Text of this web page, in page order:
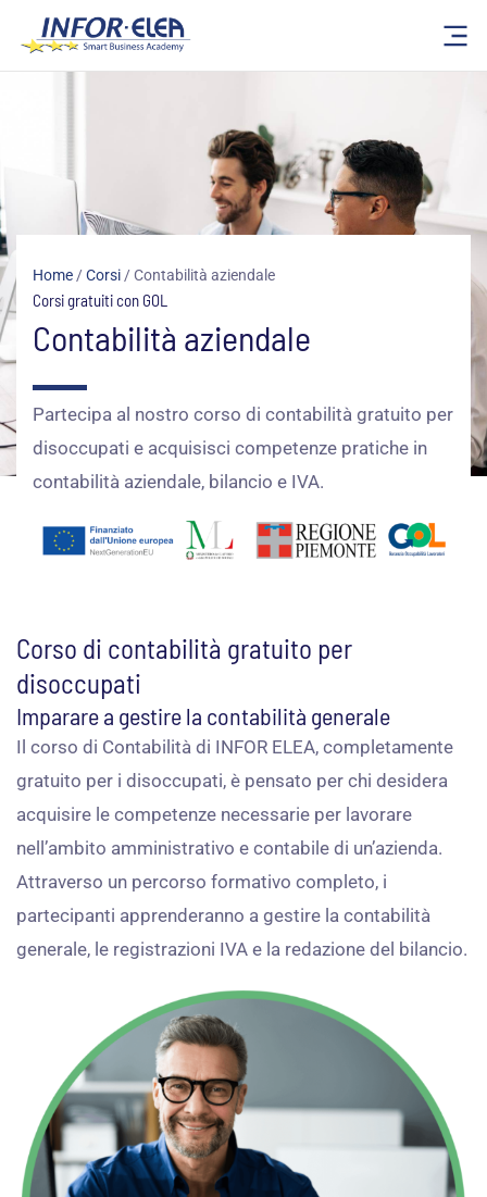
Home/Corsi/Contabilità aziendale
Corsi gratuiti con GOL
Contabilità aziendale
Partecipa al nostro corso di contabilità gratuito per
disoccupati e acquisisci competenze pratiche in
contabilità aziendale, bilancio e IVA.
Corso di contabilità gratuito per
disoccupati
Imparare a gestire la contabilità generale
Il corso di Contabilità di INFOR ELEA, completamente
gratuito per i disoccupati, è pensato per chi desidera
acquisire le competenze necessarie per lavorare
nell’ambito amministrativo e contabile di un’azienda.
Attraverso un percorso formativo completo, i
partecipanti apprenderanno a gestire la contabilità
generale, le registrazioni IVA e la redazione del bilancio.